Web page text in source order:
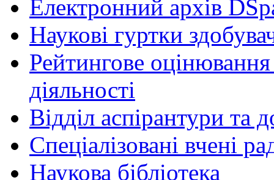
Електронний архів
Наукові гуртки
Рейтингове оцінювання
діяльності
Відділ аспірантури та
Спеціалізовані вчені
Наукова бібліотека